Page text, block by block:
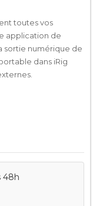
toutes vos
application de
sortie numérique de
dans iRig
48h